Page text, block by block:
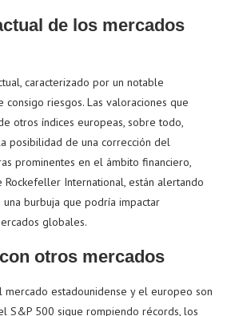
de los mercados
caracterizado por un notable
consigo riesgos. Las valoraciones que
otros índices europeas, sobre todo,
posibilidad de una corrección del
prominentes en el ámbito financiero,
Rockefeller International, están alertando
burbuja que podría impactar
globales.
otros mercados
mercado estadounidense y el europeo son
S&P 500 sigue rompiendo récords, los